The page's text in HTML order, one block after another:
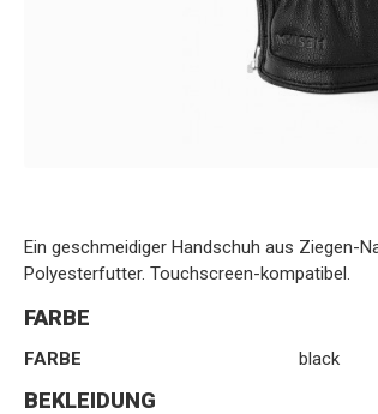
Ein geschmeidiger Handschuh aus Ziegen-
Polyesterfutter. Touchscreen-kompatibel.
FARBE
FARBE black
BEKLEIDUNG